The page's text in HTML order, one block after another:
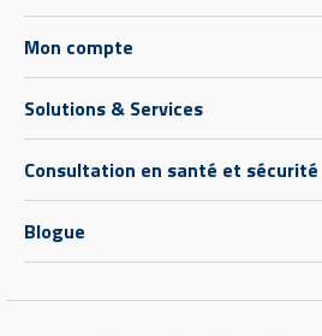
Mon compte
Solutions & Services
Consultation en santé et sécurité
Blogue